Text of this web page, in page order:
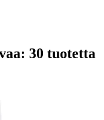
30 tuotetta